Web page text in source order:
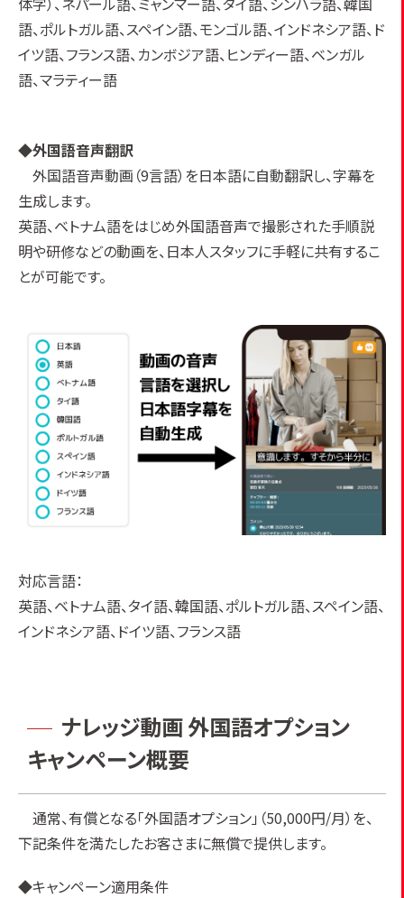
語、ポルトガル語、スペイン語、モンゴル語、インドネシア語、ド
イツ語、フランス語、カンボジア語、ヒンディー語、ベンガル
語、マラティー語
◆外国語音声翻訳
外国語音声動画（9言語）を日本語に自動翻訳し、字幕を
生成します。
英語、ベトナム語をはじめ外国語音声で撮影された手順説
明や研修などの動画を、日本人スタッフに手軽に共有するこ
とが可能です。
対応言語：
英語、ベトナム語、タイ語、韓国語、ポルトガル語、スペイン語、
インドネシア語、ドイツ語、フランス語
ナレッジ動画外国語オプション
キャンペーン概要
通常、有償となる「外国語オプション」（50,000円/月）を、
下記条件を満たしたお客さまに無償で提供します。
◆キャンペーン適用条件